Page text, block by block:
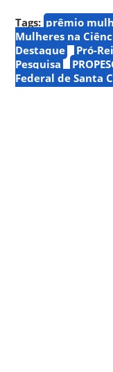
Tags: prêmio
Mulheres na
Destaque
Pró-
Pesquisa
Federal de Santa